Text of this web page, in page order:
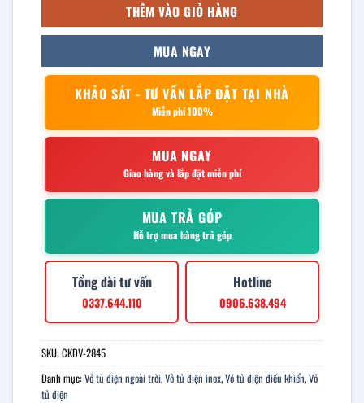
THÊM VÀO GIỎ HÀNG
MUA NGAY
KHẢO SÁT - TƯ VẤN LẮP ĐẶT TẠI NHÀ
Miễn phí 100%
MUA NGAY
Giao hàng và lắp đặt miễn phí
MUA TRẢ GÓP
Hỗ trợ mua hàng trả góp
Tổng đài tư vấn
0337.644.110
Hotline
0906.638.494
SKU:CKDV-2845
Danh mục:Vỏ tủ điện ngoài trời,Vỏ tủ điện inox,Vỏ tủ điện điều khiển,Vỏ
tủ điện